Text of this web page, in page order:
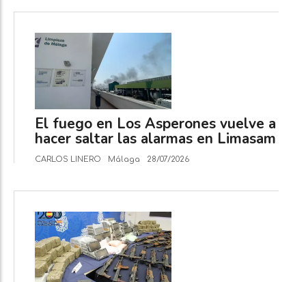
El fuego en Los Asperones vuelve a
hacer saltar las alarmas en Limasam
CARLOS LINERO Málaga 28/07/2026